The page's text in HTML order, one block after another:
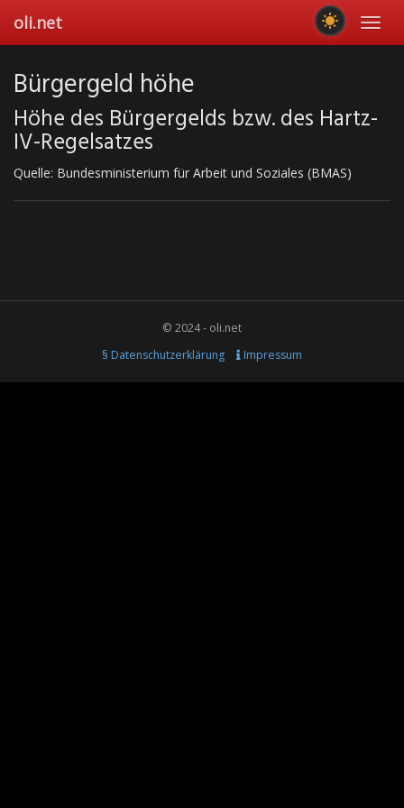
main
oli.net
Bürgergeld höhe
Höhe des Bürgergelds bzw. des Hartz-
IV-Regelsatzes
Quelle: Bundesministerium für Arbeit und Soziales (BMAS)
© 2024 - oli.net
§ Datenschutzerklärung
Impressum